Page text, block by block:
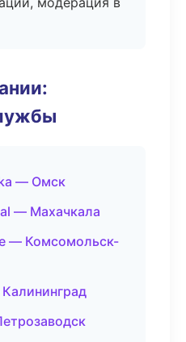
— Омск
— Махачкала
— Комсомольск-